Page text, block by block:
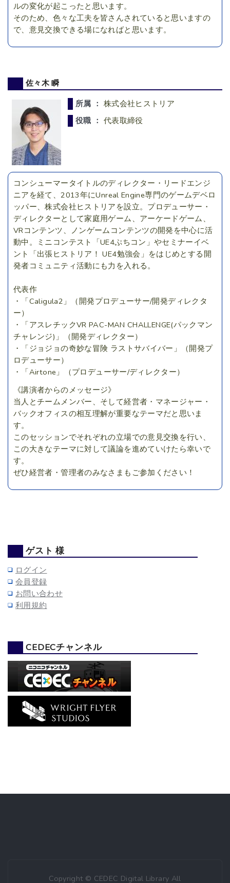
ルの変化が起こったと思います。
そのため、色々な工夫を皆さんされていると思いますの
で、意見交換できる場になればと思います。
佐々木 瞬
所属 ： 株式会社ヒストリア
役職 ： 代表取締役
コンシューマータイトルのディレクター・リードエンジ
ニアを経て、2013年にUnreal Engine専門のゲームデベロ
ッパー、株式会社ヒストリアを設立。プロデューサー・
ディレクターとして家庭用ゲーム、アーケードゲーム、
VRコンテンツ、ノンゲームコンテンツの開発を中心に活
動中。ミニコンテスト「UE4ぷちコン」やセミナーイベ
ント「出張ヒストリア！ UE4勉強会」をはじめとする開
発者コミュニティ活動にも力を入れる。
代表作
・「Caligula2」（開発プロデューサー/開発ディレクタ
ー）
・「アスレチックVR PAC-MAN CHALLENGE(パックマン
チャレンジ)」（開発ディレクター）
・「ジョジョの奇妙な冒険 ラストサバイバー」（開発プ
ロデューサー）
・「Airtone」（プロデューサー/ディレクター）
《講演者からのメッセージ》
当人とチームメンバー、そして経営者・マネージャー・
バックオフィスの相互理解が重要なテーマだと思いま
す。
このセッションでそれぞれの立場での意見交換を行い、
この大きなテーマに対して議論を進めていけたら幸いで
す。
ぜひ経営者・管理者のみなさまもご参加ください！
ゲスト 様
ログイン
会員登録
お問い合わせ
利用規約
CEDECチャンネル
Copyright © CEDEC Digital Library All